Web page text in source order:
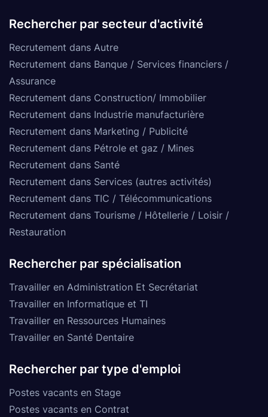
Rechercher par secteur d'activité
Recrutement dans Autre
Recrutement dans Banque / Services financiers /
Assurance
Recrutement dans Construction/ Immobilier
Recrutement dans Industrie manufacturière
Recrutement dans Marketing / Publicité
Recrutement dans Pétrole et gaz / Mines
Recrutement dans Santé
Recrutement dans Services (autres activités)
Recrutement dans TIC / Télécommunications
Recrutement dans Tourisme / Hôtellerie / Loisir /
Restauration
Rechercher par spécialisation
Travailler en Administration Et Secrétariat
Travailler en Informatique et TI
Travailler en Ressources Humaines
Travailler en Santé Dentaire
Rechercher par type d'emploi
Postes vacants en Stage
Postes vacants en Contrat